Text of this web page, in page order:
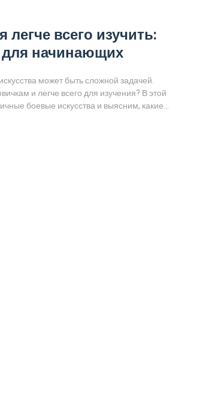
легче всего изучить:
начинающих
может быть сложной задачей.
и легче всего для изучения? В этой
боевые искусства и выясним, какие
аспекты следует обратить внимание,